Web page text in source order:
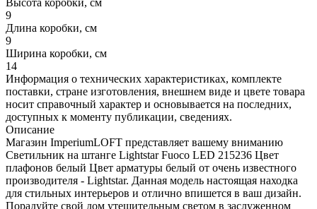
Высота коробки, см
9
Длина коробки, см
9
Ширина коробки, см
14
Информация о технических характеристиках, комплекте
поставки, стране изготовления, внешнем виде и цвете товара
носит справочный характер и основывается на последних,
доступных к моменту публикации, сведениях.
Описание
Магазин ImperiumLOFT представляет вашему вниманию
Светильник на штанге Lightstar Fuoco LED 215236 Цвет
плафонов белый Цвет арматуры белый от очень известного
производителя - Lightstar. Данная модель настоящая находка
для стильных интерьеров и отлично впишется в ваш дизайн.
Порадуйте свой дом утешительным светом в заслуженном